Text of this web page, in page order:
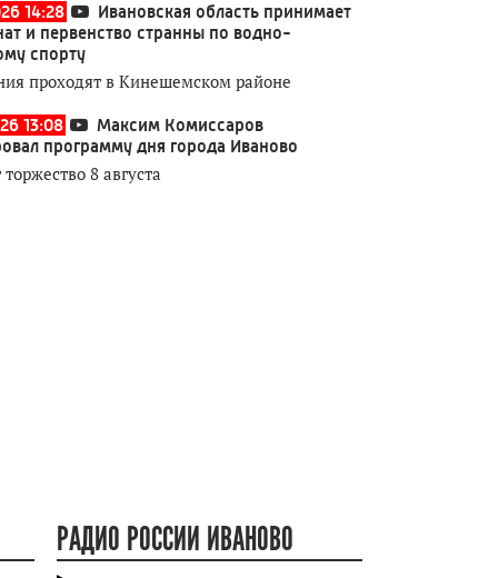
14:28
Ивановская область принимает
и первенство странны по водно-
спорту
проходят в Кинешемском районе
13:08
Максим Комиссаров
программу дня города Иваново
8 августа
РАДИО РОССИИ ИВАНОВО